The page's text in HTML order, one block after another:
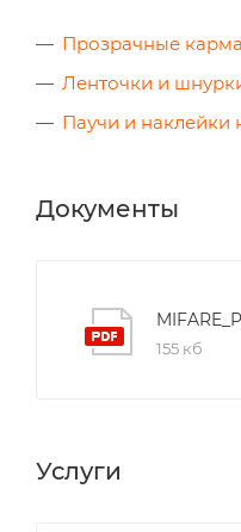
Прозрачные
Ленточки и
Паучи и наклейки
Документы
155 кб
Услуги